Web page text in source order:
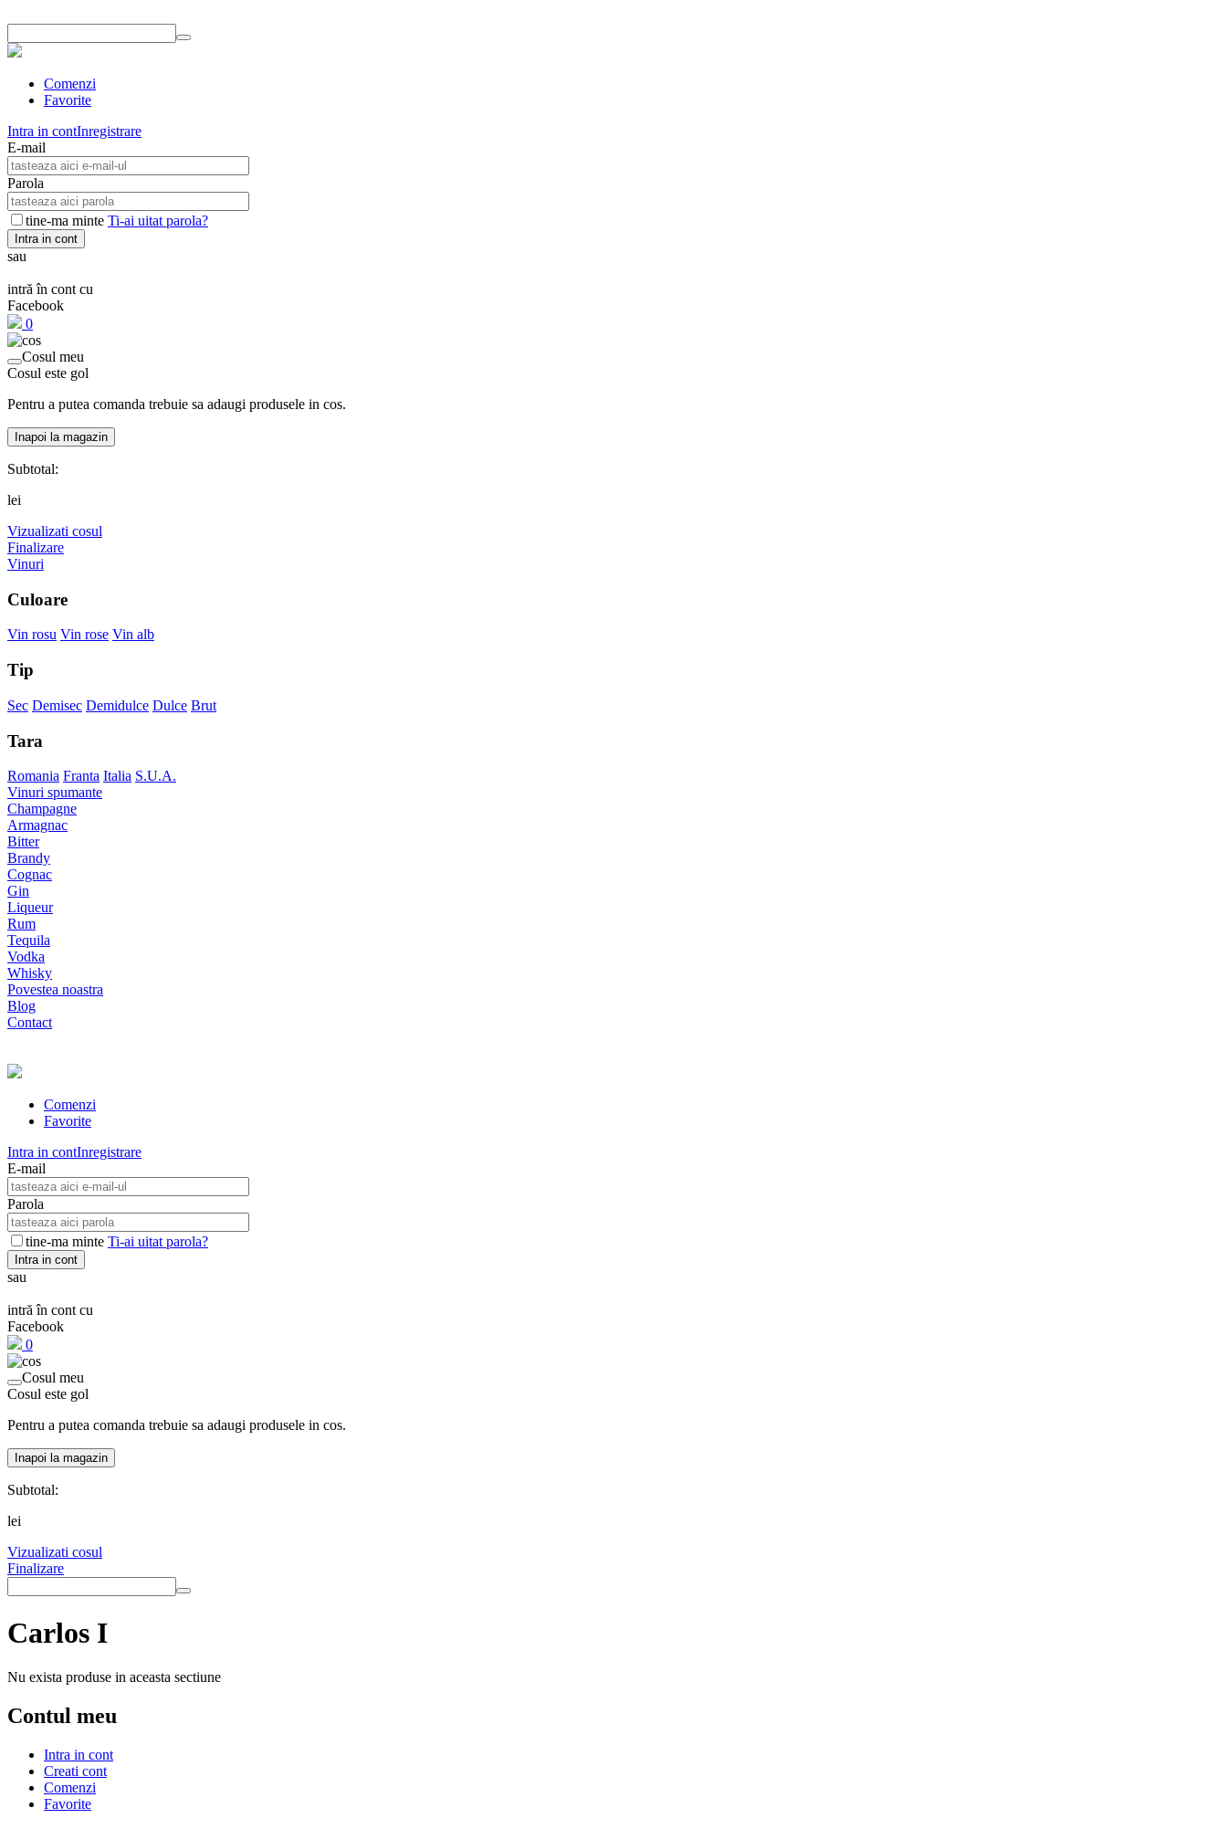
Comenzi
Favorite
Intra in contInregistrare
E-mail
Parola
tine-ma minte Ti-ai uitat parola?
Intra in cont
sau
intră în cont cu
Facebook
0
Cosul meu
Cosul este gol
Pentru a putea comanda trebuie sa adaugi produsele in cos.
Inapoi la magazin
Subtotal:
lei
Vizualizati cosul
Finalizare
Vinuri
Culoare
Vin rosu Vin rose Vin alb
Tip
Sec Demisec Demidulce Dulce Brut
Tara
Romania Franta Italia S.U.A.
Vinuri spumante
Champagne
Armagnac
Bitter
Brandy
Cognac
Gin
Liqueur
Rum
Tequila
Vodka
Whisky
Povestea noastra
Blog
Contact
Comenzi
Favorite
Intra in contInregistrare
E-mail
Parola
tine-ma minte Ti-ai uitat parola?
Intra in cont
sau
intră în cont cu
Facebook
0
Cosul meu
Cosul este gol
Pentru a putea comanda trebuie sa adaugi produsele in cos.
Inapoi la magazin
Subtotal:
lei
Vizualizati cosul
Finalizare
Carlos I
Nu exista produse in aceasta sectiune
Contul meu
Intra in cont
Creati cont
Comenzi
Favorite